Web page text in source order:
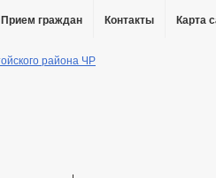
Прием граждан Контакты Карта